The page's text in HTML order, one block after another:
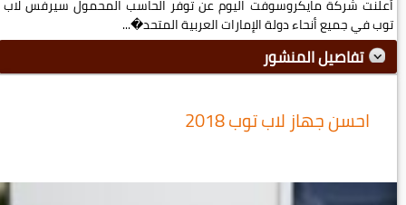
أعلنت شركة مايكروسوفت اليوم عن توفر الحاسب المحمول سيرفس لاب
توب في جميع أنحاء دولة الإمارات العربية المتحد�...
تفاصيل المنشور
احسن جهاز لاب توب 2018